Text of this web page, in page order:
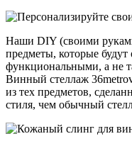
Наши DIY (своими
предметы, которые
функциональными, а не
Винный стеллаж
из тех предметов,
стиля, чем обычный